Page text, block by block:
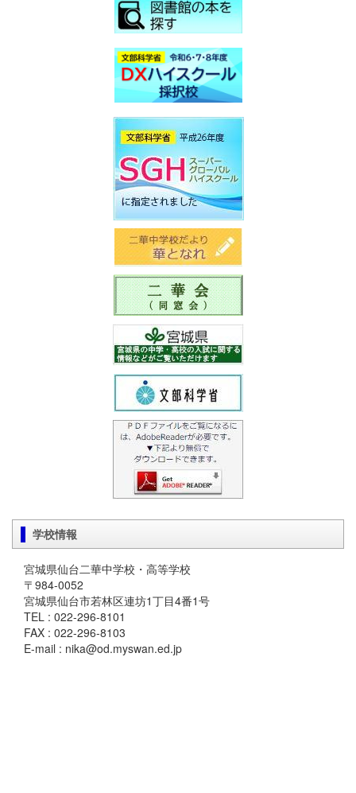
学校情報
宮城県仙台二華中学校・高等学校
〒984-0052
宮城県仙台市若林区連坊1丁目4番1号
TEL : 022-296-8101
FAX : 022-296-8103
E-mail : nika@od.myswan.ed.jp